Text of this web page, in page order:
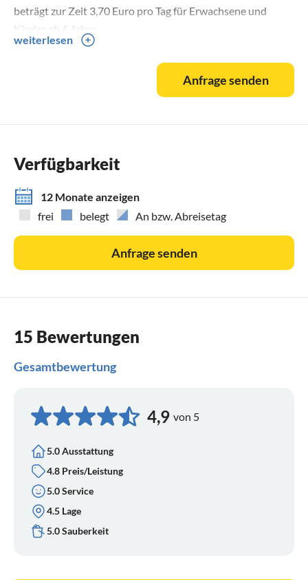
beträgt zur Zeit 3,70 Euro pro Tag für Erwachsene und
Kinder ab 6 Jahre.
weiterlesen
Anfrage senden
Verfügbarkeit
12 Monate anzeigen
frei
belegt An bzw. Abreisetag
Anfrage senden
15 Bewertungen
Gesamtbewertung
4,9 von 5
5.0 Ausstattung
4.8 Preis/Leistung
5.0 Service
4.5 Lage
5.0 Sauberkeit